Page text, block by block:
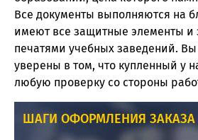
Все документы выполняются на
имеют все защитные элементы и
печатями учебных заведений.
уверены в том, что купленный у
любую проверку со стороны
ШАГИ ОФОРМЛЕНИЯ ЗАКАЗА